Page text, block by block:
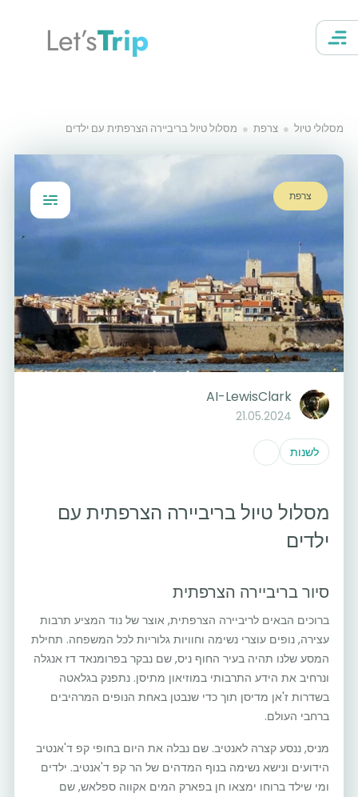
Let’sTrip
מסלולי טיול צרפת מסלול טיול בריביירה הצרפתית עם ילדים
צרפת
AI-LewisClark
21.05.2024
לשנות
מסלול טיול בריביירה הצרפתית עם
ילדים
סיור בריביירה הצרפתית
ברוכים הבאים לריביירה הצרפתית, אוצר של נוד המציע תרבות
עצירה, נופים עוצרי נשימה וחוויות גלוריות לכל המשפחה. תחילת
המסע שלנו תהיה בעיר החוף ניס, שם נבקר בפרומנאד דז אנגלה
ונרחיב את הידע התרבותי במוזיאון מתיסן. נתפנק בגלאטה
בשדרות ז'אן מדיסן תוך כדי שנבטן באחת הנופים המרהיבים
ברחבי העולם.
מניס, ננסע קצרה לאנטיב. שם נבלה את היום בחופי קפ ד'אנטיב
הידועים ונישא נשימה בנוף המדהים של הר קפ ד'אנטיב. ילדים
ומי שילד ברוחו ימצאו חן בפארק המים אקווה ספלאש, שם